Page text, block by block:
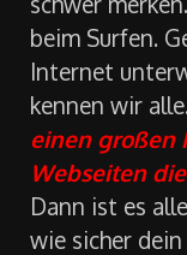
schwer
beim Surfen.
Internet
kennen wir
einen großen
Webseiten
Dann ist es